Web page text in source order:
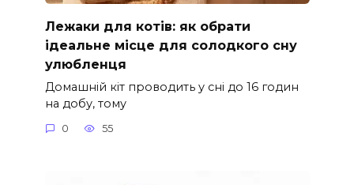
Лежаки для котів: як обрати
ідеальне місце для солодкого сну
улюбленця
Домашній кіт проводить у сні до 16 годин
на добу, тому
0 55